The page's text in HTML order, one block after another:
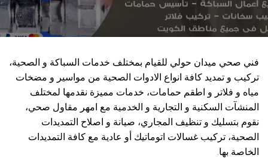
ل
فني صحي ميدان حولي للقيام بمختلف خدمات السباكة و الصحية،
تركيب و تمديد كافة انواع الادوات الصحية من مواسير و مضخات
مياه و فلاتر و اطقم حمامات، خدمات مميزة نقدمها لمختلف
المنشآت السكنية و التجارية و الخدمية مع امهر مقاول صحي،
نقوم بتسليك و تنظيف المجاري، صيانة و اصلاح التمديدات
الصحية، تركيب غسالات اتوماتيك أو عادية مع كافة التمديدات
الخاصة بها.